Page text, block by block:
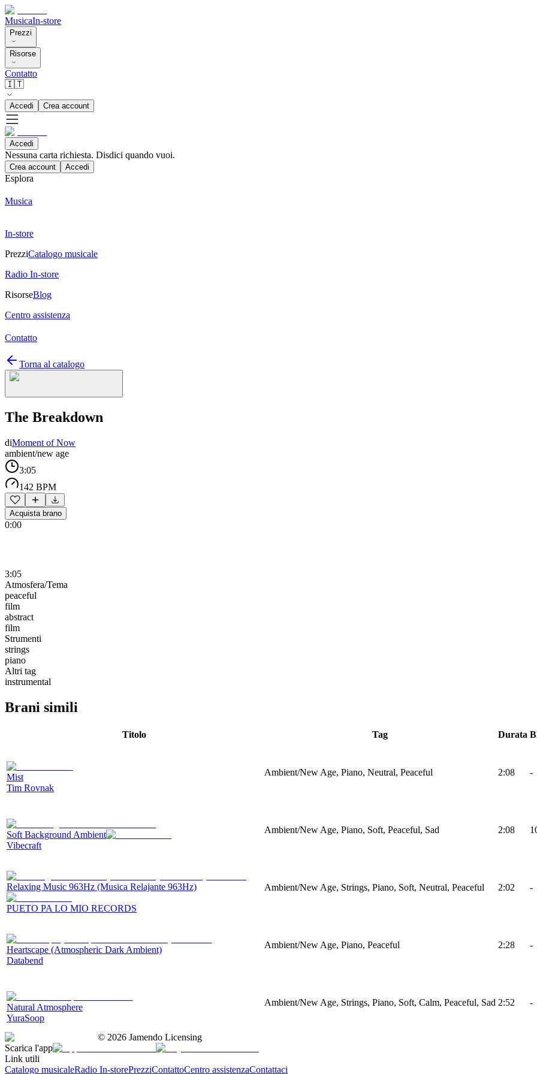
MusicaIn-store
Prezzi
Risorse
Contatto
🇮🇹
Accedi Crea account
Accedi
Nessuna carta richiesta. Disdici quando vuoi.
Crea account Accedi
Esplora
Musica
In-store
PrezziCatalogo musicale
Radio In-store
RisorseBlog
Centro assistenza
Contatto
Torna al catalogo
The Breakdown
diMoment of Now
ambient/new age
3:05
142 BPM
Acquista brano
0:00
3:05
Atmosfera/Tema
peaceful
film
abstract
film
Strumenti
strings
piano
Altri tag
instrumental
Brani simili
Titolo Tag Durata
Mist
Tim Rovnak
Ambient/New Age, Piano, Neutral, Peaceful 2:08 -
Soft Background Ambient
Vibecraft
Ambient/New Age, Piano, Soft, Peaceful, Sad 2:08
Relaxing Music 963Hz (Musica Relajante 963Hz)
PUETO PA LO MIO RECORDS
Ambient/New Age, Strings, Piano, Soft, Neutral, Peaceful 2:02 -
Heartscape (Atmospheric Dark Ambient)
Databend
Ambient/New Age, Piano, Peaceful 2:28 -
Natural Atmosphere
YuraSoop
Ambient/New Age, Strings, Piano, Soft, Calm, Peaceful, Sad 2:52 -
© 2026 Jamendo Licensing
Scarica l'app
Link utili
Catalogo musicaleRadio In-storePrezziContattoCentro assistenzaContattaci